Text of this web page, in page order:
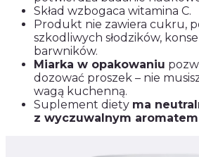
Skład wzbogaca witamina C.
Produkt nie zawiera cukru,
szkodliwych słodzików,
barwników.
Miarka w opakowaniu
dozować proszek – nie
wagą kuchenną.
Suplement diety ma
z wyczuwalnym